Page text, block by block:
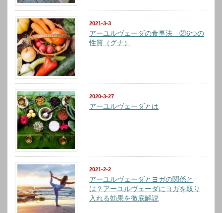
2021-3-3
アーユルヴェーダの食事法 ②6つの
性質（グナ）
2020-3-27
アーユルヴェーダとは
2021-2-2
アーユルヴェーダとヨガの関係と
は？アーユルヴェーダにヨガを取り
入れる効果を徹底解説